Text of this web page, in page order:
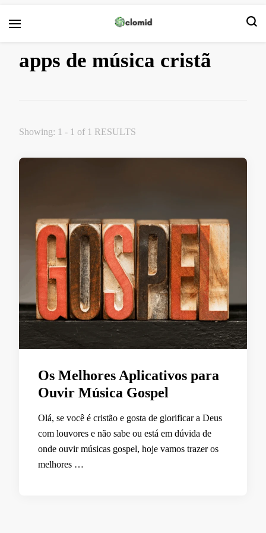
apps de música cristã
Showing: 1 - 1 of 1 RESULTS
Os Melhores Aplicativos para
Ouvir Música Gospel
Olá, se você é cristão e gosta de glorificar a Deus
com louvores e não sabe ou está em dúvida de
onde ouvir músicas gospel, hoje vamos trazer os
melhores …